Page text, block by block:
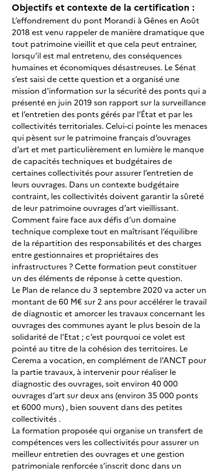
Objectifs et contexte de la certification :
L’effondrement du pont Morandi à Gênes en Août
2018 est venu rappeler de manière dramatique que
tout patrimoine vieillit et que cela peut entrainer,
lorsqu’il est mal entretenu, des conséquences
humaines et économiques désastreuses. Le Sénat
s’est saisi de cette question et a organisé une
mission d'information sur la sécurité des ponts qui a
présenté en juin 2019 son rapport sur la surveillance
et l’entretien des ponts gérés par l’État et par les
collectivités territoriales. Celui-ci pointe les menaces
qui pèsent sur le patrimoine français d’ouvrages
d’art et met particulièrement en lumière le manque
de capacités techniques et budgétaires de
certaines collectivités pour assurer l’entretien de
leurs ouvrages. Dans un contexte budgétaire
contraint, les collectivités doivent garantir la sûreté
de leur patrimoine ouvrages d’art vieillissant.
Comment faire face aux défis d’un domaine
technique complexe tout en maîtrisant l’équilibre
de la répartition des responsabilités et des charges
entre gestionnaires et propriétaires des
infrastructures ? Cette formation peut constituer
un des éléments de réponse à cette question.
Le Plan de relance du 3 septembre 2020 va acter un
montant de 60 M€ sur 2 ans pour accélérer le travail
de diagnostic et amorcer les travaux concernant les
ouvrages des communes ayant le plus besoin de la
solidarité de l’Etat ; c’est pourquoi ce volet est
pointé au titre de la cohésion des territoires. Le
Cerema a vocation, en complément de l’ANCT pour
la partie travaux, à intervenir pour réaliser le
diagnostic des ouvrages, soit environ 40 000
ouvrages d’art sur deux ans (environ 35 000 ponts
et 6000 murs) , bien souvent dans des petites
collectivités .
La formation proposée qui organise un transfert de
compétences vers les collectivités pour assurer un
meilleur entretien des ouvrages et une gestion
patrimoniale renforcée s’inscrit donc dans un